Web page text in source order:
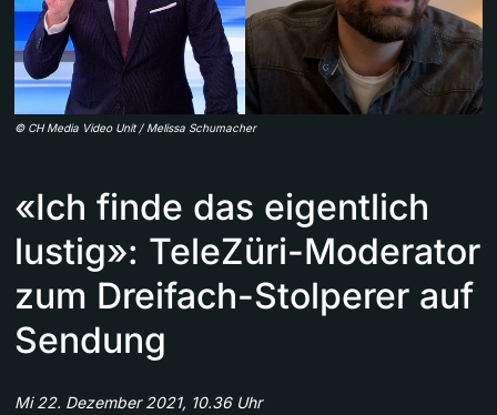
© CH Media Video Unit / Melissa Schumacher
«Ich finde das eigentlich
lustig»: TeleZüri-Moderator
zum Dreifach-Stolperer auf
Sendung
Mi 22. Dezember 2021, 10.36 Uhr